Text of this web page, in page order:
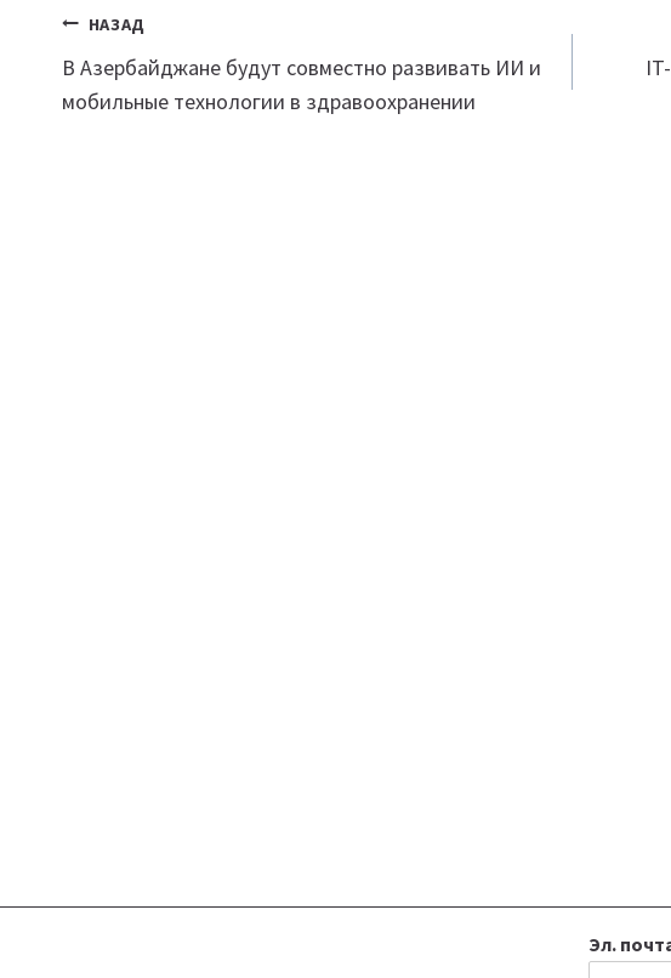
Навигация
по
НАЗАД
В Азербайджане будут совместно развивать ИИ и
мобильные технологии в здравоохранении
Эл.